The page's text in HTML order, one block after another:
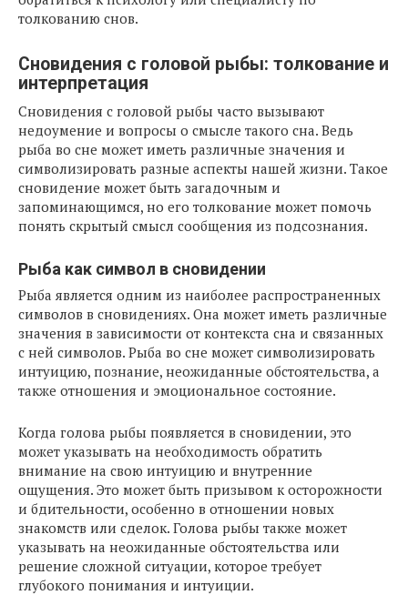
толкованию снов.
Сновидения с головой рыбы: толкование и
интерпретация
Сновидения с головой рыбы часто вызывают
недоумение и вопросы о смысле такого сна. Ведь
рыба во сне может иметь различные значения и
символизировать разные аспекты нашей жизни. Такое
сновидение может быть загадочным и
запоминающимся, но его толкование может помочь
понять скрытый смысл сообщения из подсознания.
Рыба как символ в сновидении
Рыба является одним из наиболее распространенных
символов в сновидениях. Она может иметь различные
значения в зависимости от контекста сна и связанных
с ней символов. Рыба во сне может символизировать
интуицию, познание, неожиданные обстоятельства, а
также отношения и эмоциональное состояние.
Когда голова рыбы появляется в сновидении, это
может указывать на необходимость обратить
внимание на свою интуицию и внутренние
ощущения. Это может быть призывом к осторожности
и бдительности, особенно в отношении новых
знакомств или сделок. Голова рыбы также может
указывать на неожиданные обстоятельства или
решение сложной ситуации, которое требует
глубокого понимания и интуиции.